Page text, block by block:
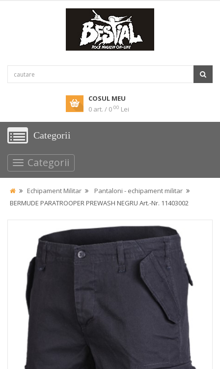
COSUL MEU
0 art. / 0 00 Lei
Categorii
Categorii
Echipament Militar
Pantaloni - echipament militar
BERMUDE PARATROOPER PREWASH NEGRU Art.-Nr. 11403002